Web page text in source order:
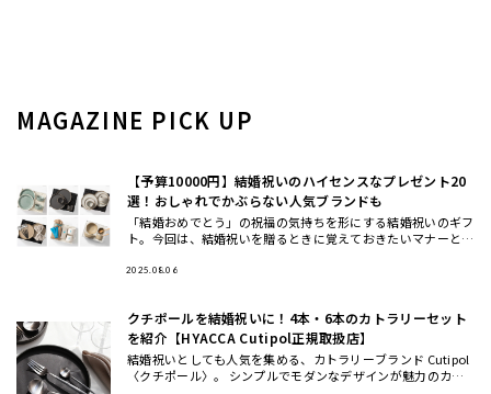
MAGAZINE PICK UP
【予算10000円】結婚祝いのハイセンスなプレゼント20
選！おしゃれでかぶらない人気ブランドも
「結婚おめでとう」の祝福の気持ちを形にする結婚祝いのギフ
ト。今回は、結婚祝いを贈るときに覚えておきたいマナーと、
すめのギフト
2025.08.06
クチポールを結婚祝いに！4本・6本のカトラリーセット
を紹介【HYACCA Cutipol正規取扱店】
結婚祝いとしても人気を集める、カトラリーブランド Cutipol
〈クチポール〉。 シンプルでモダンなデザインが魅力のカト